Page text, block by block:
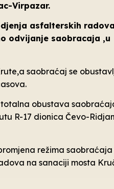
Virpazar.
asfalterskih radova
odvijanje saobracaja ,u
saobraćaj se
obustava
R-17 dionica Čevo-
režima saobraćaja
na sanaciji mosta